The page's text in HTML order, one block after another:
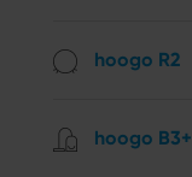
hoogo R2
hoogo B3+